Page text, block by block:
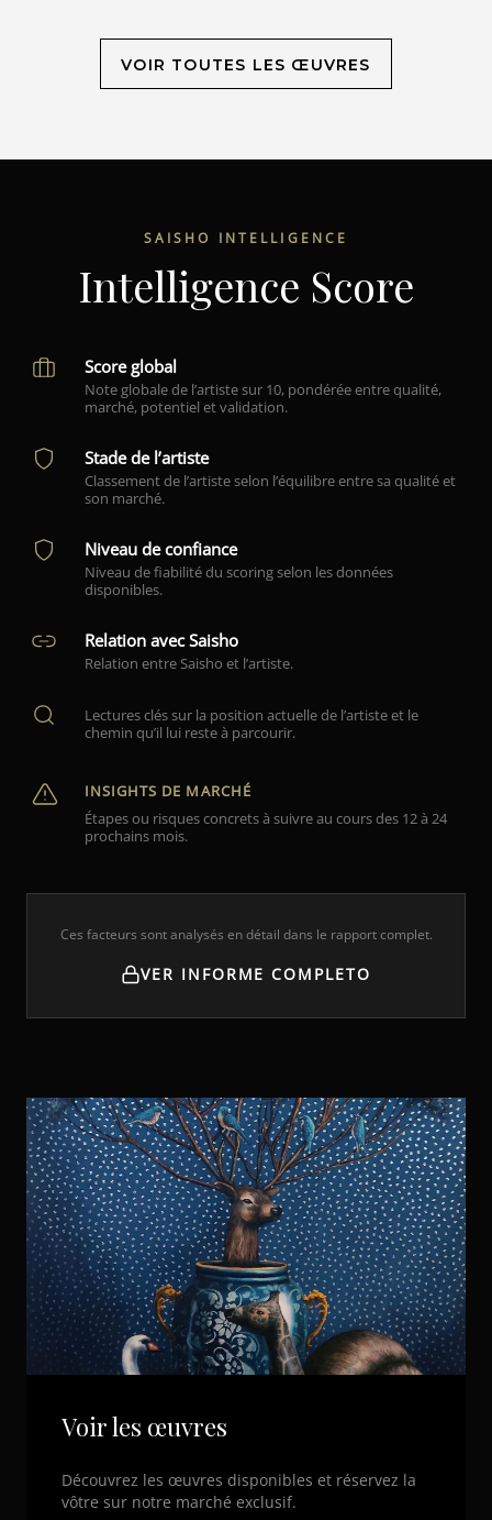
VOIR TOUTES LES ŒUVRES
SAISHO INTELLIGENCE
Intelligence Score
Score global
Note globale de l’artiste sur 10, pondérée entre qualité,
marché, potentiel et validation.
Stade de l’artiste
Classement de l’artiste selon l’équilibre entre sa qualité et
son marché.
Niveau de confiance
Niveau de fiabilité du scoring selon les données
disponibles.
Relation avec Saisho
Relation entre Saisho et l’artiste.
Lectures clés sur la position actuelle de l’artiste et le
chemin qu’il lui reste à parcourir.
INSIGHTS DE MARCHÉ
Étapes ou risques concrets à suivre au cours des 12 à 24
prochains mois.
Ces facteurs sont analysés en détail dans le rapport complet.
VER INFORME COMPLETO
Voir les œuvres
Découvrez les œuvres disponibles et réservez la
vôtre sur notre marché exclusif.